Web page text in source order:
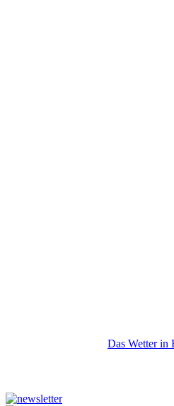
Das Wetter in